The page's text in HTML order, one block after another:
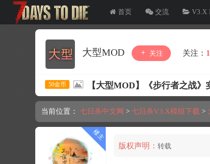
首页 交流 V3.X
大型MOD 关注 关注：
50金币 【大型MOD】《步行者之战
当前位置： 七日杀中文网 > 七日杀V3.X模组下载 >
版权声明： 转载